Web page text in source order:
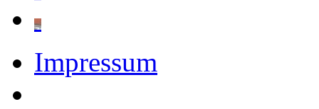
Impressum